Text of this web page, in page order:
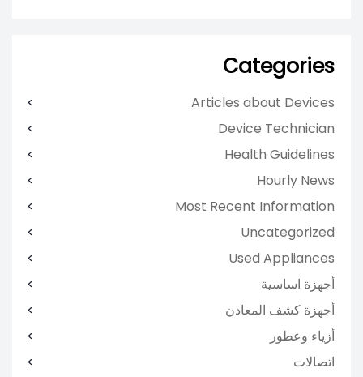
Categories
Articles about Devices
Device Technician
Health Guidelines
Hourly News
Most Recent Information
Uncategorized
Used Appliances
أجهزة اساسية
أجهزة كشف المعادن
أزياء وعطور
اتصالات